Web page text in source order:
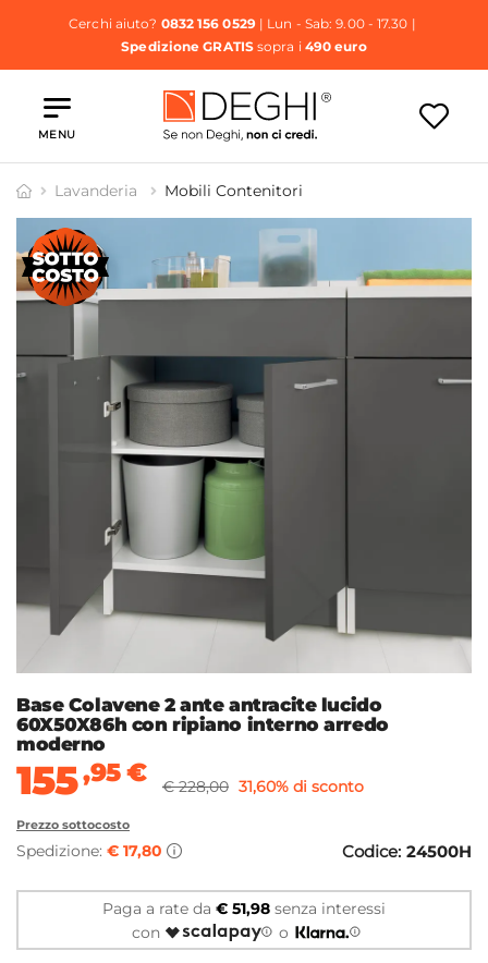
Cerchi aiuto? 0832 156 0529| Lun - Sab: 9.00 - 17.30 |
Spedizione GRATISsopra i 490 euro
MENU
Lavanderia Mobili Contenitori
Base Colavene 2 ante antracite lucido
60X50X86h con ripiano interno arredo
moderno
155,95€ € 228,00 31,60% di sconto
Prezzo sottocosto
Spedizione: € 17,80 Codice: 24500H
Paga a rate da € 51,98 senza interessi
con
o